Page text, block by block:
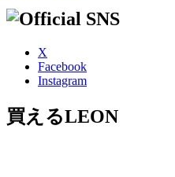
X
Facebook
Instagram
買えるLEON